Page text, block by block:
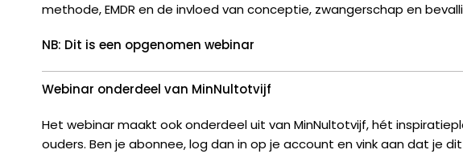
methode, EMDR en de invloed van conceptie, zwangerschap en
NB: Dit is een opgenomen webinar
Webinar onderdeel van MinNultotvijf
Het webinar maakt ook onderdeel uit van MinNultotvijf, hét
ouders. Ben je abonnee, log dan in op je account en vink aan dat je